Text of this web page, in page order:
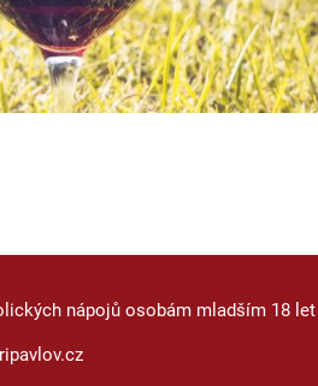
nápojů osobám mladším 18 let